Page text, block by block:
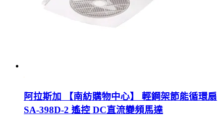
阿拉斯加 【南紡購物中心】 輕鋼架節能循環扇
SA-398D-2 遙控 DC直流變頻馬達